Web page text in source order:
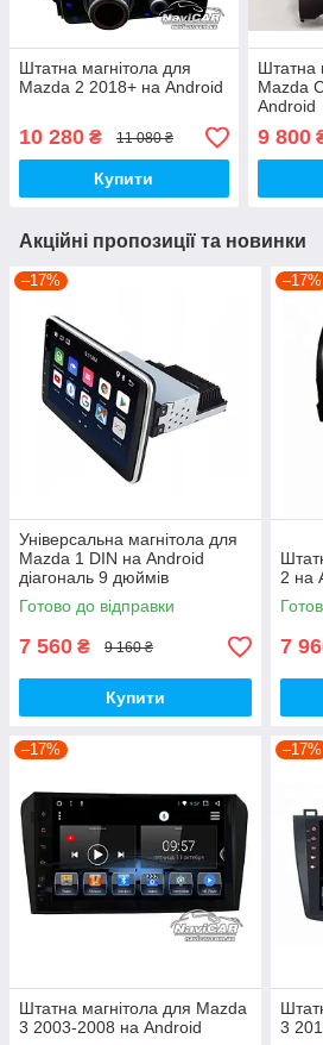
Штатна магнітола для
Mazda 2 2018+ на Android
10 280 ₴ 11 080 ₴
Купити
Штатна
Mazda
Android
9 800
Акційні пропозиції та новинки
–17%
Універсальна магнітола для
Mazda 1 DIN на Android
діагональ 9 дюймів
Готово до відправки
7 560 ₴ 9 160 ₴
Купити
–17%
2 на
7
–17%
Штатна магнітола для Mazda
3 2003-2008 на Android
–17%
3